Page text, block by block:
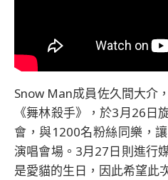
Snow Man成員佐久間大介
《舞林殺手》，於3月26日
會，與1200名粉絲同樂，
演唱會場。3月27日則進行
是愛貓的生日，因此希望此